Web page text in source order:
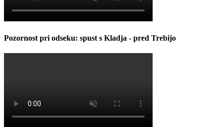
Pozornost pri odseku: spust s Kladja - pred Trebijo